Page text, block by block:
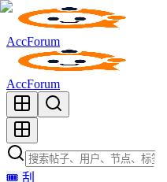
AccForum
AccForum
🎟️ 刮